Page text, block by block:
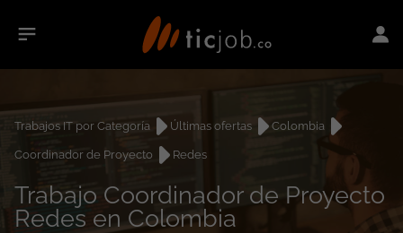
Trabajos IT por Categoría Últimas ofertas
Colombia
Coordinador de Proyecto
Redes
Trabajo Coordinador de Proyecto
Redes en Colombia